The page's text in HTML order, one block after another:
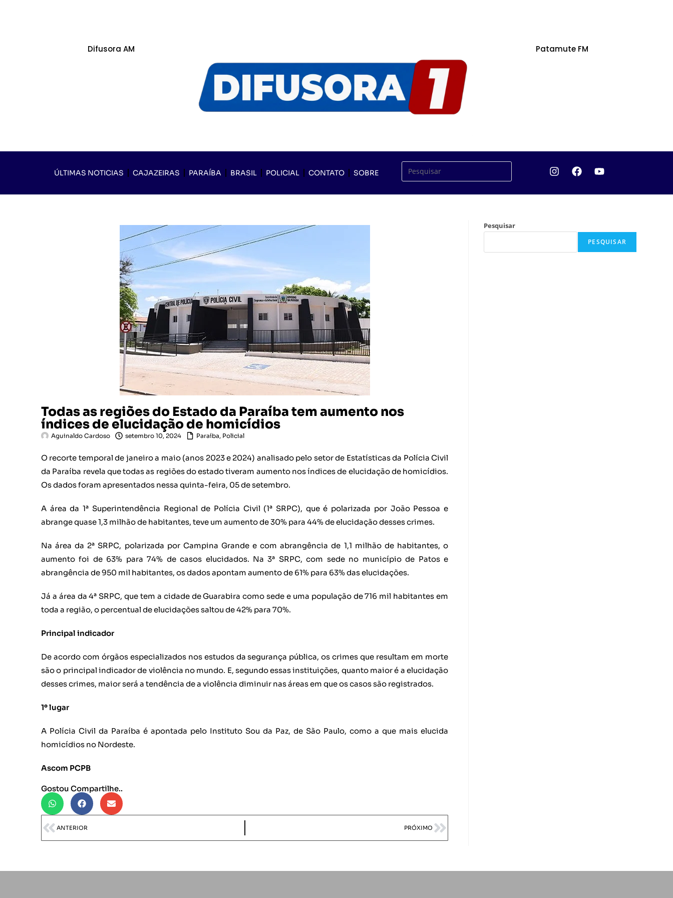
Difusora AM Patamute FM
ÚLTIMAS NOTICIAS CAJAZEIRAS PARAÍBA BRASIL POLICIAL CONTATO SOBRE
Todas as regiões do Estado da Paraíba tem aumento nos
índices de elucidação de homicídios
Aguinaldo Cardoso setembro 10, 2024 Paraíba, Policial
O recorte temporal de janeiro a maio (anos 2023 e 2024) analisado pelo setor de Estatísticas da Polícia Civil
da Paraíba revela que todas as regiões do estado tiveram aumento nos índices de elucidação de homicídios.
Os dados foram apresentados nessa quinta-feira, 05 de setembro.
A área da 1ª Superintendência Regional de Polícia Civil (1ª SRPC), que é polarizada por João Pessoa e
abrange quase 1,3 milhão de habitantes, teve um aumento de 30% para 44% de elucidação desses crimes.
Na área da 2ª SRPC, polarizada por Campina Grande e com abrangência de 1,1 milhão de habitantes, o
aumento foi de 63% para 74% de casos elucidados. Na 3ª SRPC, com sede no município de Patos e
abrangência de 950 mil habitantes, os dados apontam aumento de 61% para 63% das elucidações.
Já a área da 4ª SRPC, que tem a cidade de Guarabira como sede e uma população de 716 mil habitantes em
toda a região, o percentual de elucidações saltou de 42% para 70%.
Principal indicador
De acordo com órgãos especializados nos estudos da segurança pública, os crimes que resultam em morte
são o principal indicador de violência no mundo. E, segundo essas instituições, quanto maior é a elucidação
desses crimes, maior será a tendência de a violência diminuir nas áreas em que os casos são registrados.
1º lugar
A Polícia Civil da Paraíba é apontada pelo Instituto Sou da Paz, de São Paulo, como a que mais elucida
homicídios no Nordeste.
Ascom PCPB
Gostou Compartilhe..
ANTERIOR PRÓXIMO
Pesquisar
PESQUISAR